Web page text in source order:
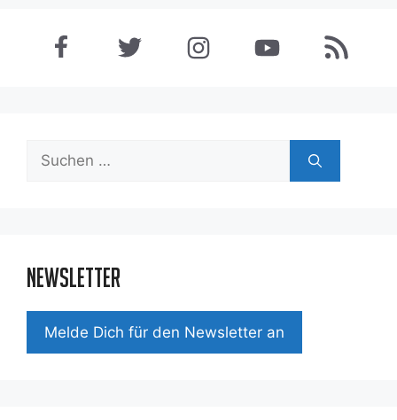
Suchen
Newsletter
Mel­de Dich für den News­let­ter an